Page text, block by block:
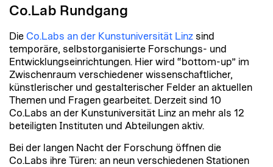
Co.Lab Rundgang
Die Co.Labs an der Kunstuniversität Linz sind
temporäre, selbstorganisierte Forschungs- und
Entwicklungseinrichtungen. Hier wird “bottom-up” im
Zwischenraum verschiedener wissenschaftlicher,
künstlerischer und gestalterischer Felder an aktuellen
Themen und Fragen gearbeitet. Derzeit sind 10
Co.Labs an der Kunstuniversität Linz an mehr als 12
beteiligten Instituten und Abteilungen aktiv.
Bei der langen Nacht der Forschung öffnen die
Co.Labs ihre Türen: an neun verschiedenen Stationen